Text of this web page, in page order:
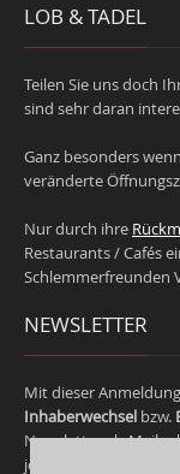
LOB & TADEL
Teilen Sie uns doch
sind sehr daran
Ganz besonders
veränderte
Nur durch ihre
Restaurants / Cafés
Schlemmerfreunden
NEWSLETTER
Mit dieser
Inhaberwechsel bzw.
Newsletter als Mail
jederzeit möglich.